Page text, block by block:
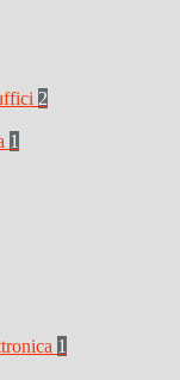
2
1
1